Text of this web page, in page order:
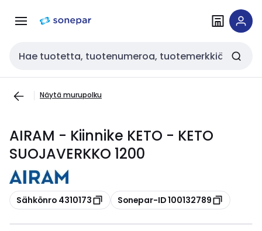
navigointiinsisältöön
Haku
Näytä murupolku
AIRAM - Kiinnike KETO - KETO
SUOJAVERKKO 1200
Kopioi
Sähkönro 4310173 Kopioi
Sonepar-ID 100132789